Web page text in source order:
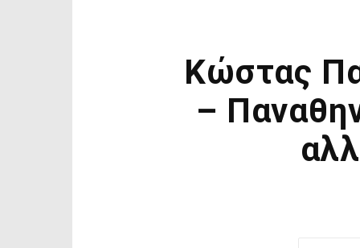
Κώστας
–